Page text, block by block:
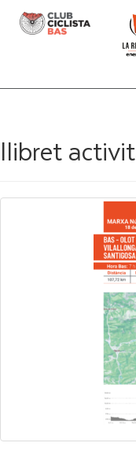
llibret